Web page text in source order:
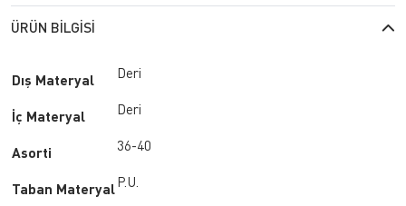
ÜRÜN BILGISI
Dış Materyal Deri
İç Materyal Deri
Asorti 36-40
Taban MateryalP.U.